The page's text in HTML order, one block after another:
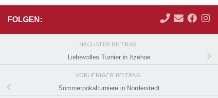
FOLGEN:
NÄCHSTER BEITRAG
Liebevolles Turnier in Itzehoe
VORHERIGER BEITRAG
Sommerpokalturniere in Norderstedt